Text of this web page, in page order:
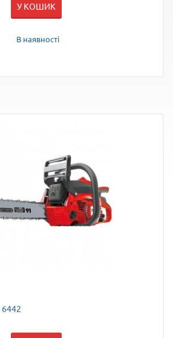
У КОШИК
В наявності